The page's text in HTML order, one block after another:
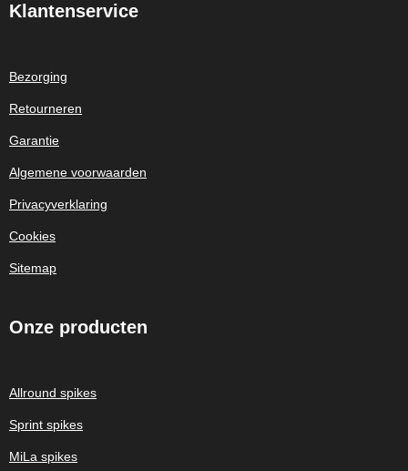
Klantenservice
Bezorging
Retourneren
Garantie
Algemene voorwaarden
Privacyverklaring
Cookies
Sitemap
Onze producten
Allround spikes
Sprint spikes
MiLa spikes